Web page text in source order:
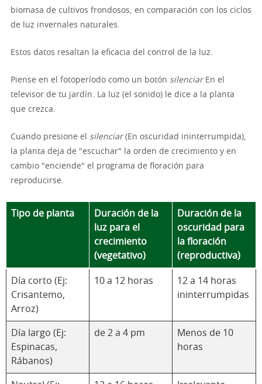
biomasa de cultivos frondosos, en comparación con los ciclos
de luz invernales naturales.
Estos datos resaltan la eficacia del control de la luz.
Piense en el fotoperíodo como un botón silenciarEn el
televisor de tu jardín. La luz (el sonido) le dice a la planta
que crezca.
Cuando presione el silenciar(En oscuridad ininterrumpida),
la planta deja de "escuchar" la orden de crecimiento y en
cambio "enciende" el programa de floración para
reproducirse.
Tipo de planta
Duración de la
luz para el
crecimiento
(vegetativo)
Duración de la
oscuridad para
la floración
(reproductiva)
Día corto (Ej:
Crisantemo,
Arroz)
10 a 12 horas
12 a 14 horas
ininterrumpidas
Día largo (Ej:
Espinacas,
Rábanos)
de 2 a 4 pm
Menos de 10
horas